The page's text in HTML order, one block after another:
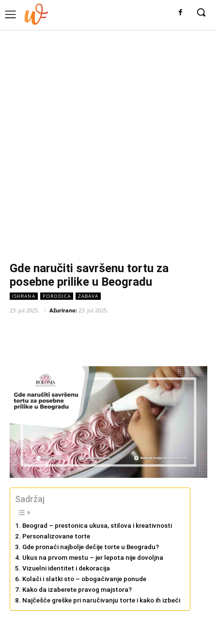
Gde naručiti savršenu tortu za
posebne prilike u Beogradu
ISHRANA PORODICA ZABAVA
23. jul 2025. Ažurirano: 23. jul 2025.
Sadržaj
Beograd – prestonica ukusa, stilova i kreativnosti
Personalizovane torte
Gde pronaći najbolje dečije torte u Beogradu?
Ukus na prvom mestu – jer lepota nije dovoljna
Vizuelni identitet i dekoracija
Kolači i slatki sto – obogaćivanje ponude
Kako da izaberete pravog majstora?
Najčešće greške pri naručivanju torte i kako ih izbeći